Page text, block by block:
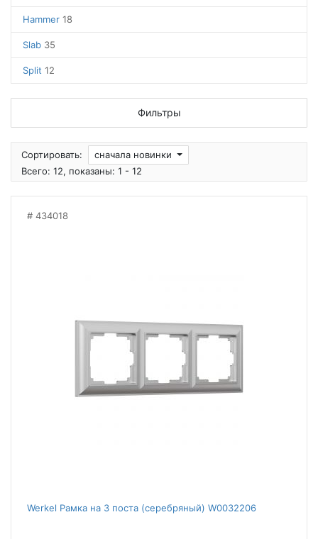
Hammer 18
Slab 35
Split 12
Фильтры
Сортировать:
сначала новинки
Всего: 12, показаны: 1 - 12
434018
Werkel Рамка на 3 поста (серебряный) W0032206